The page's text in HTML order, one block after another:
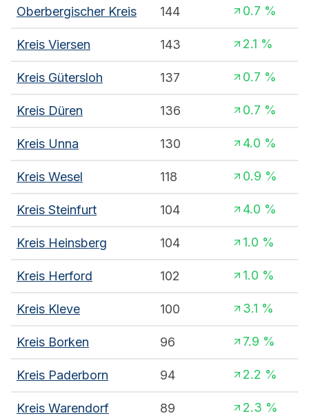
Oberbergischer Kreis 144 0.7 %
Kreis Viersen 143 2.1 %
Kreis Gütersloh 137 0.7 %
Kreis Düren 136 0.7 %
Kreis Unna 130 4.0 %
Kreis Wesel 118 0.9 %
Kreis Steinfurt 104 4.0 %
Kreis Heinsberg 104 1.0 %
Kreis Herford 102 1.0 %
Kreis Kleve 100 3.1 %
Kreis Borken 96 7.9 %
Kreis Paderborn 94 2.2 %
Kreis Warendorf 89 2.3 %